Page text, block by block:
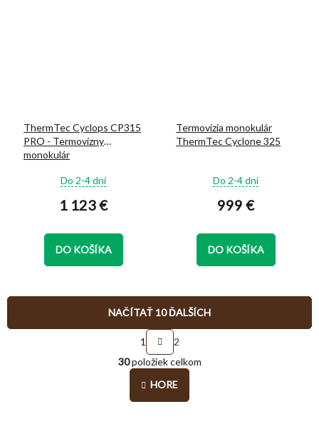
ThermTec Cyclops CP315
PRO - Termovízny
monokulár
Priemerné
hodnotenie
produktu
z
5
Do 2-4 dní
1 123 €
DO KOŠÍKA
Termovízia monokulár
ThermTec Cyclone 325
Priemerné
hodnotenie
produktu
z
5
Do 2-4 dní
999 €
DO KOŠÍKA
O
v
l
NAČÍTAŤ 10 ĎALŠÍCH
S
t
r
á
n
1
2
30položiek celkom
HORE